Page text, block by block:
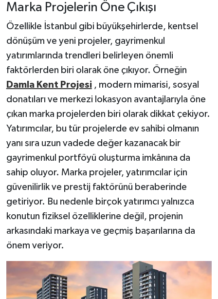
Marka Projelerin Öne Çıkışı
Özellikle İstanbul gibi büyükşehirlerde, kentsel
dönüşüm ve yeni projeler, gayrimenkul
yatırımlarında trendleri belirleyen önemli
faktörlerden biri olarak öne çıkıyor. Örneğin
Damla Kent Projesi, modern mimarisi, sosyal
donatıları ve merkezi lokasyon avantajlarıyla öne
çıkan marka projelerden biri olarak dikkat çekiyor.
Yatırımcılar, bu tür projelerde ev sahibi olmanın
yanı sıra uzun vadede değer kazanacak bir
gayrimenkul portföyü oluşturma imkânına da
sahip oluyor. Marka projeler, yatırımcılar için
güvenilirlik ve prestij faktörünü beraberinde
getiriyor. Bu nedenle birçok yatırımcı yalnızca
konutun fiziksel özelliklerine değil, projenin
arkasındaki markaya ve geçmiş başarılarına da
önem veriyor.